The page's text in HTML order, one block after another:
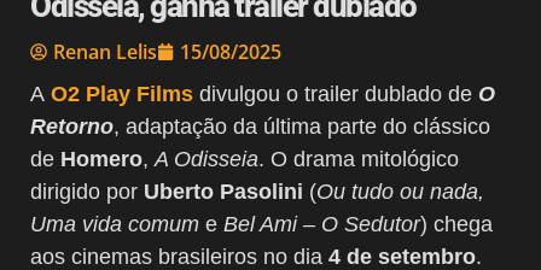
Renan Lelis 15/08/2025
A O2 Play Films divulgou o trailer dublado de O
Retorno, adaptação da última parte do clássico
de Homero, A Odisseia. O drama mitológico
dirigido por Uberto Pasolini (Ou tudo ou nada,
Uma vida comum e Bel Ami – O Sedutor) chega
aos cinemas brasileiros no dia 4 de setembro.